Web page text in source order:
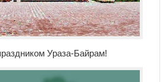
Ураза-Байрам!